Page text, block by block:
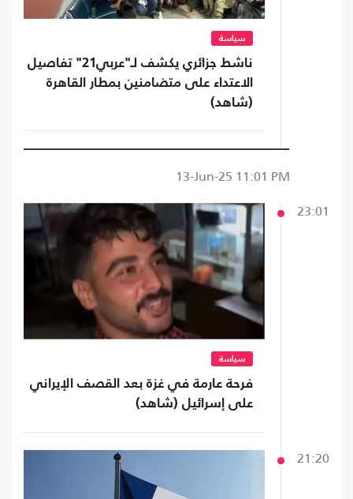
سياسة
ناشط جزائري يكشف لـ"عربي21" تفاصيل
الاعتداء على متضامنين بمطار القاهرة
(شاهد)
13-Jun-25 11:01 PM
23:01
سياسة
فرحة عارمة في غزة بعد القصف الإيراني
على إسرائيل (شاهد)
21:20